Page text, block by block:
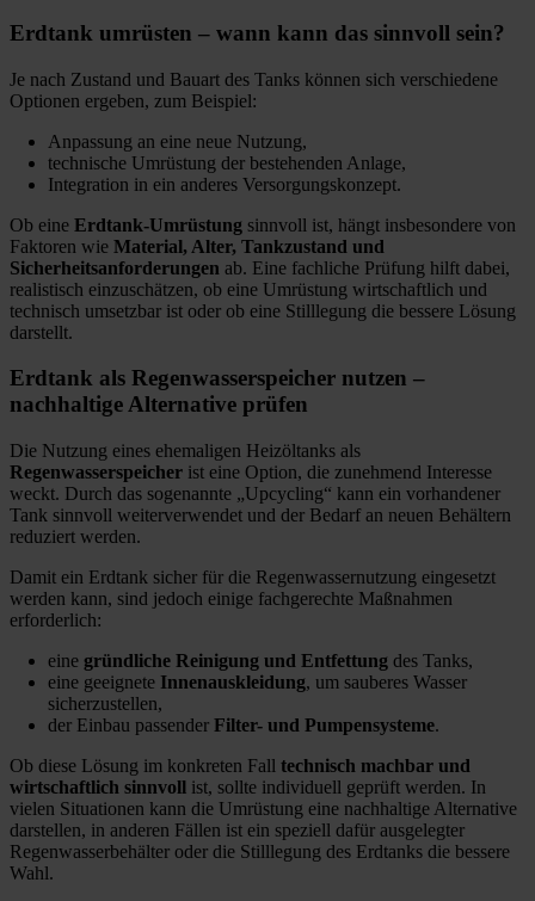
Erdtank umrüsten – wann kann das sinnvoll sein?
Je nach Zustand und Bauart des Tanks können sich verschiedene
Optionen ergeben, zum Beispiel:
Anpassung an eine neue Nutzung,
technische Umrüstung der bestehenden Anlage,
Integration in ein anderes Versorgungskonzept.
Ob eine Erdtank-Umrüstung sinnvoll ist, hängt insbesondere von
Faktoren wie Material, Alter, Tankzustand und
Sicherheitsanforderungen ab. Eine fachliche Prüfung hilft dabei,
realistisch einzuschätzen, ob eine Umrüstung wirtschaftlich und
technisch umsetzbar ist oder ob eine Stilllegung die bessere Lösung
darstellt.
Erdtank als Regenwasserspeicher nutzen –
nachhaltige Alternative prüfen
Die Nutzung eines ehemaligen Heizöltanks als
Regenwasserspeicher ist eine Option, die zunehmend Interesse
weckt. Durch das sogenannte „Upcycling“ kann ein vorhandener
Tank sinnvoll weiterverwendet und der Bedarf an neuen Behältern
reduziert werden.
Damit ein Erdtank sicher für die Regenwassernutzung eingesetzt
werden kann, sind jedoch einige fachgerechte Maßnahmen
erforderlich:
eine gründliche Reinigung und Entfettung des Tanks,
eine geeignete Innenauskleidung, um sauberes Wasser
sicherzustellen,
der Einbau passender Filter- und Pumpensysteme.
Ob diese Lösung im konkreten Fall technisch machbar und
wirtschaftlich sinnvoll ist, sollte individuell geprüft werden. In
vielen Situationen kann die Umrüstung eine nachhaltige Alternative
darstellen, in anderen Fällen ist ein speziell dafür ausgelegter
Regenwasserbehälter oder die Stilllegung des Erdtanks die bessere
Wahl.